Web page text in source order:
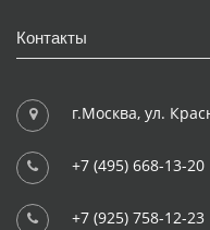
Контакты
г.Москва, ул.
+7 (495) 668-13-20
+7 (925) 758-12-23